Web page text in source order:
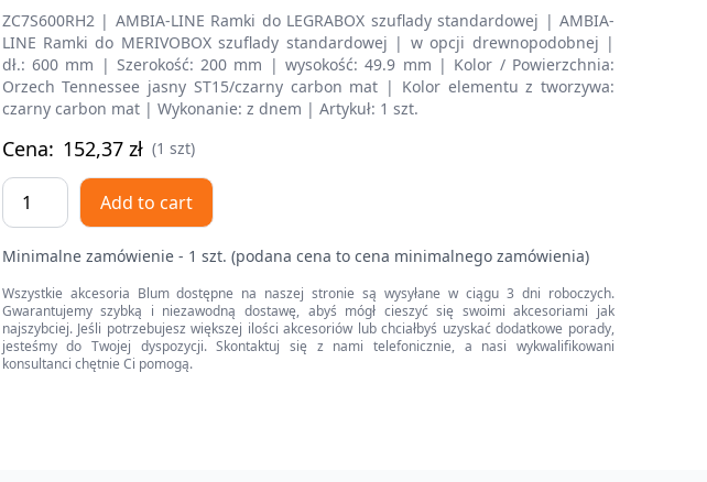
ZC7S600RH2 | AMBIA-LINE Ramki do LEGRABOX szuflady standardowej | AMBIA-
LINE Ramki do MERIVOBOX szuflady standardowej | w opcji drewnopodobnej |
dł.: 600 mm | Szerokość: 200 mm | wysokość: 49.9 mm | Kolor / Powierzchnia:
Orzech Tennessee jasny ST15/czarny carbon mat | Kolor elementu z tworzywa:
czarny carbon mat | Wykonanie: z dnem | Artykuł: 1 szt.
Cena: 152,37 zł (1 szt)
AMBIA-
LINE
do
szuflady
standardowej,
do
LEGRABOX/MERIVOBOX,
Add to cart
Minimalne zamówienie - 1 szt. (podana cena to cena minimalnego zamówienia)
Wszystkie akcesoria Blum dostępne na naszej stronie są wysyłane w ciągu 3 dni roboczych.
Gwarantujemy szybką i niezawodną dostawę, abyś mógł cieszyć się swoimi akcesoriami jak
najszybciej. Jeśli potrzebujesz większej ilości akcesoriów lub chciałbyś uzyskać dodatkowe porady,
jesteśmy do Twojej dyspozycji. Skontaktuj się z nami telefonicznie, a nasi wykwalifikowani
konsultanci chętnie Ci pomogą.